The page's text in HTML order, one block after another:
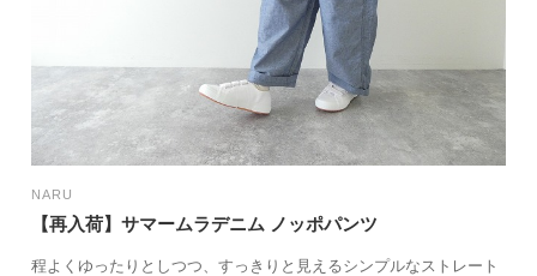
NARU
【再入荷】サマームラデニム ノッポパンツ
程よくゆったりとしつつ、すっきりと見えるシンプルなストレート